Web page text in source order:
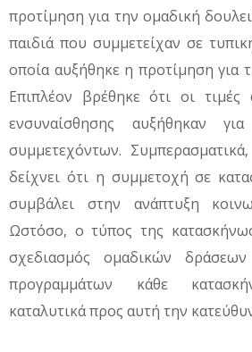
προτίμηση για την ομαδική
παιδιά που συμμετείχαν σε
οποία αυξήθηκε η προτίμηση για
Επιπλέον βρέθηκε ότι οι
ενσυναίσθησης αυξήθηκαν
συμμετεχόντων.
δείχνει ότι η συμμετοχή σε
συμβάλει στην ανάπτυξη
Ωστόσο, ο τύπος της
σχεδιασμός ομαδικών
προγραμμάτων κάθε
καταλυτικά προς αυτή την